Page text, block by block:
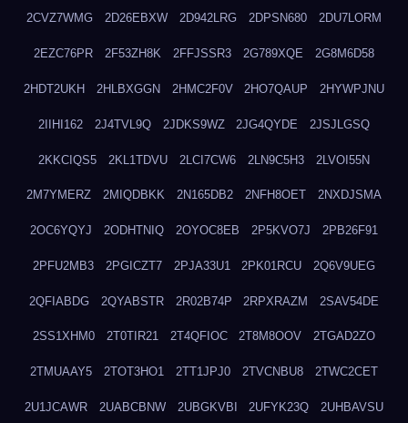
2CVZ7WMG 2D26EBXW 2D942LRG 2DPSN680 2DU7LORM
2EZC76PR 2F53ZH8K 2FFJSSR3 2G789XQE 2G8M6D58
2HDT2UKH 2HLBXGGN 2HMC2F0V 2HO7QAUP 2HYWPJNU
2IIHI162 2J4TVL9Q 2JDKS9WZ 2JG4QYDE 2JSJLGSQ
2KKCIQS5 2KL1TDVU 2LCI7CW6 2LN9C5H3 2LVOI55N
2M7YMERZ 2MIQDBKK 2N165DB2 2NFH8OET 2NXDJSMA
2OC6YQYJ 2ODHTNIQ 2OYOC8EB 2P5KVO7J 2PB26F91
2PFU2MB3 2PGICZT7 2PJA33U1 2PK01RCU 2Q6V9UEG
2QFIABDG 2QYABSTR 2R02B74P 2RPXRAZM 2SAV54DE
2SS1XHM0 2T0TIR21 2T4QFIOC 2T8M8OOV 2TGAD2ZO
2TMUAAY5 2TOT3HO1 2TT1JPJ0 2TVCNBU8 2TWC2CET
2U1JCAWR 2UABCBNW 2UBGKVBI 2UFYK23Q 2UHBAVSU